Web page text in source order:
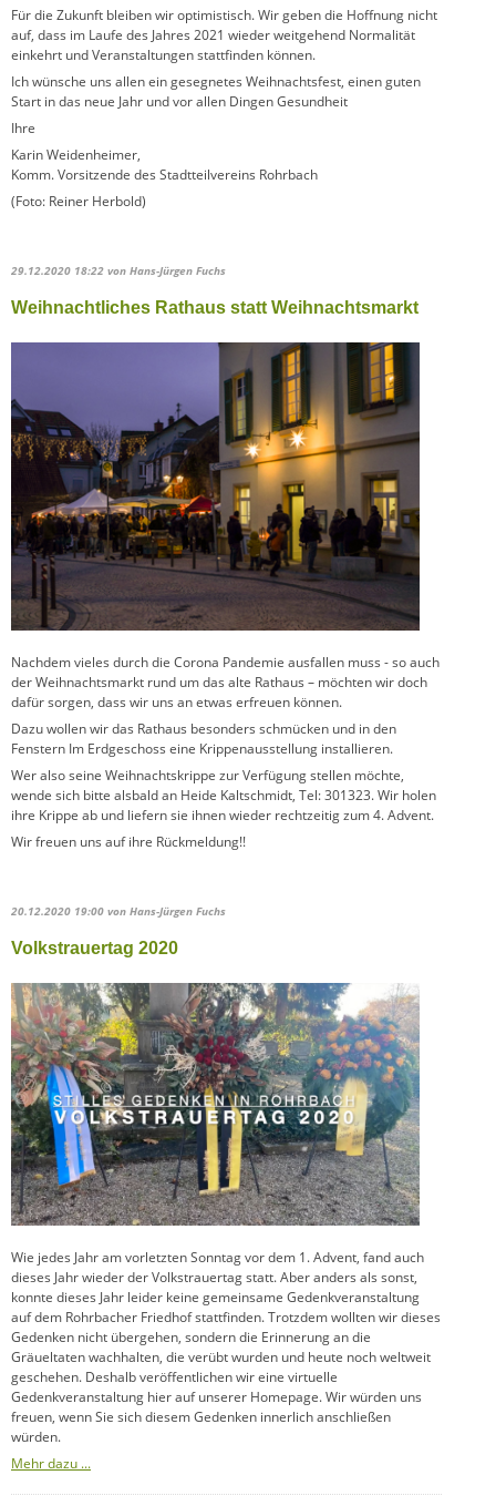
Für die Zukunft bleiben wir optimistisch. Wir geben die Hoffnung nicht
auf, dass im Laufe des Jahres 2021 wieder weitgehend Normalität
einkehrt und Veranstaltungen stattfinden können.
Ich wünsche uns allen ein gesegnetes Weihnachtsfest, einen guten
Start in das neue Jahr und vor allen Dingen Gesundheit
Ihre
Karin Weidenheimer,
Komm. Vorsitzende des Stadtteilvereins Rohrbach
(Foto: Reiner Herbold)
29.12.2020 18:22 von Hans-Jürgen Fuchs
Weihnachtliches Rathaus statt Weihnachtsmarkt
Nachdem vieles durch die Corona Pandemie ausfallen muss - so auch
der Weihnachtsmarkt rund um das alte Rathaus – möchten wir doch
dafür sorgen, dass wir uns an etwas erfreuen können.
Dazu wollen wir das Rathaus besonders schmücken und in den
Fenstern Im Erdgeschoss eine Krippenausstellung installieren.
Wer also seine Weihnachtskrippe zur Verfügung stellen möchte,
wende sich bitte alsbald an Heide Kaltschmidt, Tel: 301323. Wir holen
ihre Krippe ab und liefern sie ihnen wieder rechtzeitig zum 4. Advent.
Wir freuen uns auf ihre Rückmeldung!!
20.12.2020 19:00 von Hans-Jürgen Fuchs
Volkstrauertag 2020
Wie jedes Jahr am vorletzten Sonntag vor dem 1. Advent, fand auch
dieses Jahr wieder der Volkstrauertag statt. Aber anders als sonst,
konnte dieses Jahr leider keine gemeinsame Gedenkveranstaltung
auf dem Rohrbacher Friedhof stattfinden. Trotzdem wollten wir dieses
Gedenken nicht übergehen, sondern die Erinnerung an die
Gräueltaten wachhalten, die verübt wurden und heute noch weltweit
geschehen. Deshalb veröffentlichen wir eine virtuelle
Gedenkveranstaltung hier auf unserer Homepage. Wir würden uns
freuen, wenn Sie sich diesem Gedenken innerlich anschließen
würden.
Mehr dazu ...